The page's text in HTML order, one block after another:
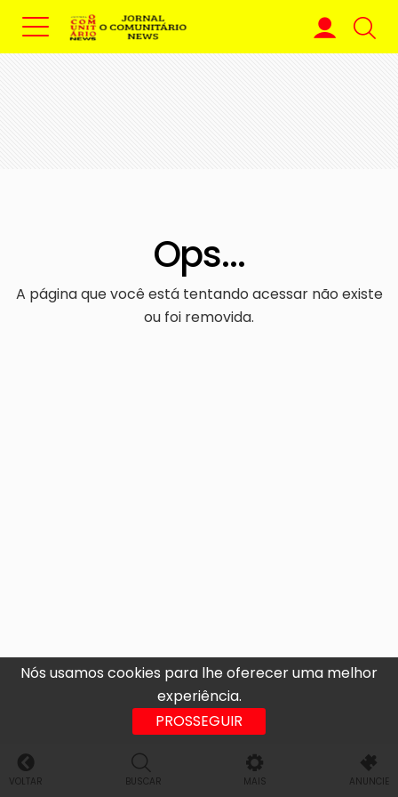
Nós usamos cookies para lhe oferecer uma melhor
experiência.
PROSSEGUIR
Ops...
A página que você está tentando acessar não existe
ou foi removida.
VOLTAR BUSCAR MAIS ANUNCIE